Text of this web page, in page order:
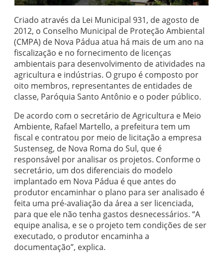
Criado através da Lei Municipal 931, de agosto de
2012, o Conselho Municipal de Proteção Ambiental
(CMPA) de Nova Pádua atua há mais de um ano na
fiscalização e no fornecimento de licenças
ambientais para desenvolvimento de atividades na
agricultura e indústrias. O grupo é composto por
oito membros, representantes de entidades de
classe, Paróquia Santo Antônio e o poder público.
De acordo com o secretário de Agricultura e Meio
Ambiente, Rafael Martello, a prefeitura tem um
fiscal e contratou por meio de licitação a empresa
Sustenseg, de Nova Roma do Sul, que é
responsável por analisar os projetos. Conforme o
secretário, um dos diferenciais do modelo
implantado em Nova Pádua é que antes do
produtor encaminhar o plano para ser analisado é
feita uma pré-avaliação da área a ser licenciada,
para que ele não tenha gastos desnecessários. “A
equipe analisa, e se o projeto tem condições de ser
executado, o produtor encaminha a
documentação”, explica.